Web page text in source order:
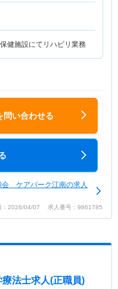
健施設にてリハビリ業務
問い合わせる
会 ケアパーク江南の求人
：2026/04/07 求人番号：9861785
療法士求人(正職員)